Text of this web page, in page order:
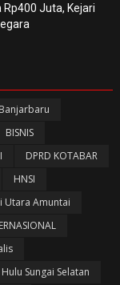
Juta, Kejari
Banjarbaru
BISNIS
DPRD KOTABAR
HNSI
Utara Amuntai
Sungai Selatan